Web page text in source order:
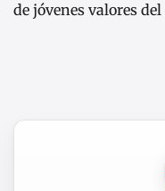
de jóvenes valores